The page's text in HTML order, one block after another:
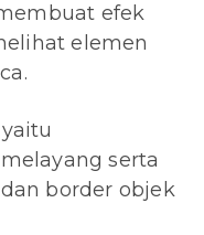
efek
elemen
serta
border objek